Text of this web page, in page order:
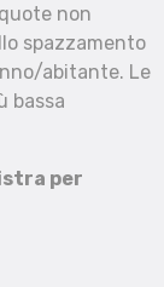
non
spazzamento
abitante. Le
bassa
per